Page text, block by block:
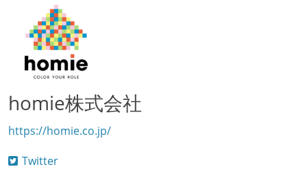
homie株式会社
https://homie.co.jp/
Twitter